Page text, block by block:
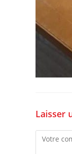
Laisser